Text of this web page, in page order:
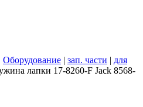
Оборудование | зап. части | для
лапки 17-8260-F Jack 8568-